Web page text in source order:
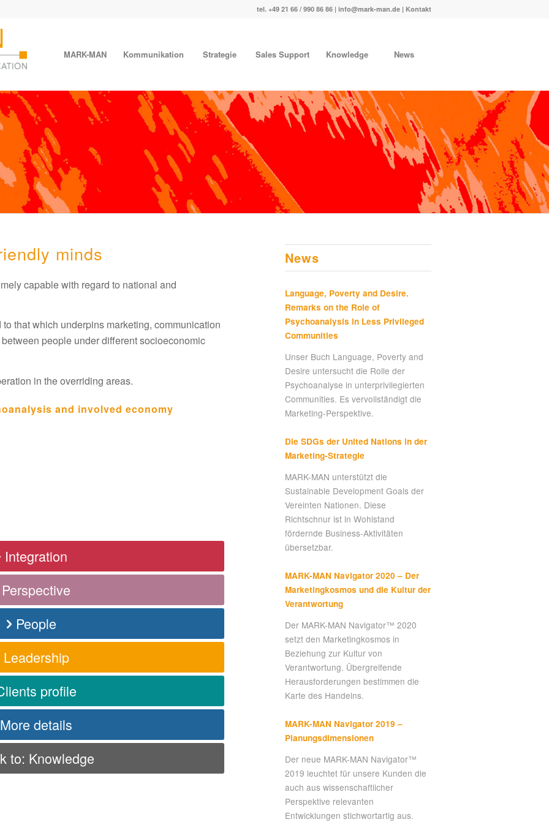
tel. +49 21 66 / 990 86 86 | info@mark-man.de | Kontakt
MARK-MAN Kommunikation Strategie Sales Support Knowledge News
minds
capable with regard to national and
that which underpins marketing, communication
people under different socioeconomic
in the overriding areas.
and involved economy
Integration
Perspective
People
Leadership
profile
More details
to: Knowledge
News
Language, Poverty and Desire.
Remarks on the Role of
Psychoanalysis in Less Privileged
Communities
Unser Buch Language, Poverty and
Desire untersucht die Rolle der
Psychoanalyse in unterprivilegierten
Communities. Es vervollständigt die
Marketing-Perspektive.
Die SDGs der United Nations in der
Marketing-Strategie
MARK-MAN unterstützt die
Sustainable Development Goals der
Vereinten Nationen. Diese
Richtschnur ist in Wohlstand
fördernde Business-Aktivitäten
übersetzbar.
MARK-MAN Navigator 2020 – Der
Marketingkosmos und die Kultur der
Verantwortung
Der MARK-MAN Navigator™ 2020
setzt den Marketingkosmos in
Beziehung zur Kultur von
Verantwortung. Übergreifende
Herausforderungen bestimmen die
Karte des Handelns.
MARK-MAN Navigator 2019 –
Planungsdimensionen
Der neue MARK-MAN Navigator™
2019 leuchtet für unsere Kunden die
auch aus wissenschaftlicher
Perspektive relevanten
Entwicklungen stichwortartig aus.